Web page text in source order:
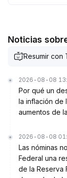
precio-
Noticias
Resumir con
2026-08-08
Por qué un
la inflación de
aumentos de
2026-08-08
Las nóminas
Federal una
de la Reserva